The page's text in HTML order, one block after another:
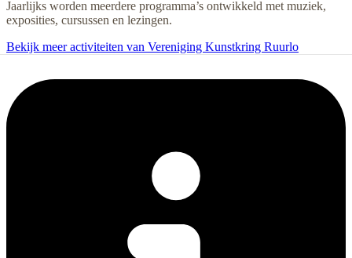
Jaarlijks worden meerdere programma’s ontwikkeld met muziek,
exposities, cursussen en lezingen.
Bekijk meer activiteiten van Vereniging Kunstkring Ruurlo